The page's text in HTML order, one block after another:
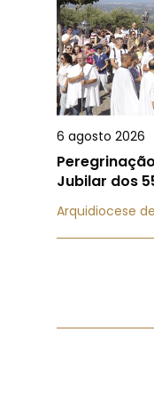
6 agosto 2026
Jubilar dos
Arquidiocese